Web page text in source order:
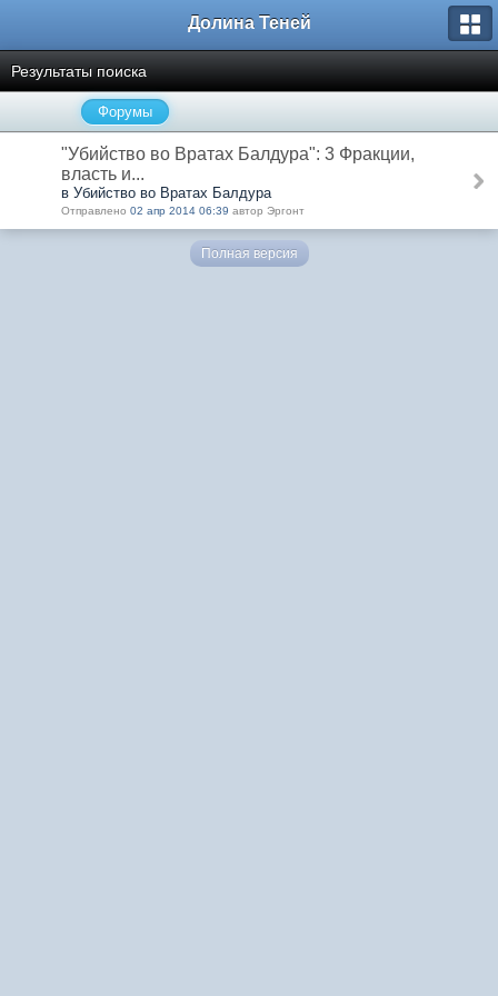
Долина Теней
Результаты поиска
Форумы
"Убийство во Вратах Балдура": 3 Фракции,
власть и...
в Убийство во Вратах Балдура
Отправлено 02 апр 2014 06:39 автор Эргонт
Полная версия